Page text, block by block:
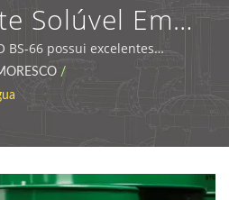
Solúvel Em
BS-66 |
Para
BS-66 possui excelentes
resfriamento e lavagem. |
e Óleos de Corte | HLJH
/